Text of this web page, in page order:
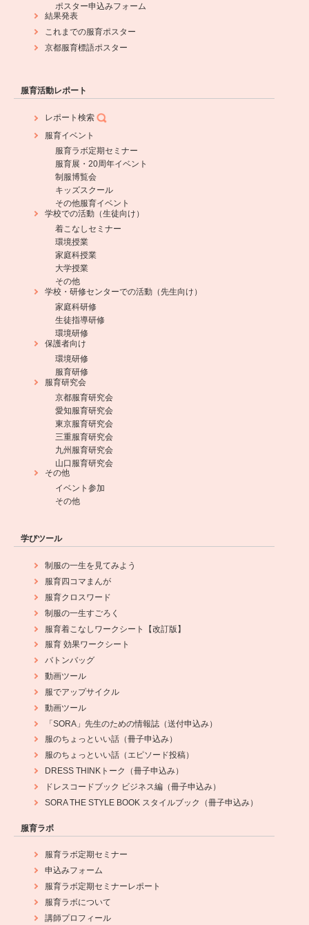
ポスター申込みフォーム
結果発表
これまでの服育ポスター
京都服育標語ポスター
服育活動レポート
レポート検索
服育イベント
服育ラボ定期セミナー
服育展・20周年イベント
制服博覧会
キッズスクール
その他服育イベント
学校での活動（生徒向け）
着こなしセミナー
環境授業
家庭科授業
大学授業
その他
学校・研修センターでの活動（先生向け）
家庭科研修
生徒指導研修
環境研修
保護者向け
環境研修
服育研修
服育研究会
京都服育研究会
愛知服育研究会
東京服育研究会
三重服育研究会
九州服育研究会
山口服育研究会
その他
イベント参加
その他
学びツール
制服の一生を見てみよう
服育四コマまんが
服育クロスワード
制服の一生すごろく
服育着こなしワークシート【改訂版】
服育 効果ワークシート
バトンバッグ
動画ツール
服でアップサイクル
動画ツール
「SORA」先生のための情報誌（送付申込み）
服のちょっといい話（冊子申込み）
服のちょっといい話（エピソード投稿）
DRESS THINKトーク（冊子申込み）
ドレスコードブック ビジネス編（冊子申込み）
SORA THE STYLE BOOK スタイルブック（冊子申込み）
服育ラボ
服育ラボ定期セミナー
申込みフォーム
服育ラボ定期セミナーレポート
服育ラボについて
講師プロフィール